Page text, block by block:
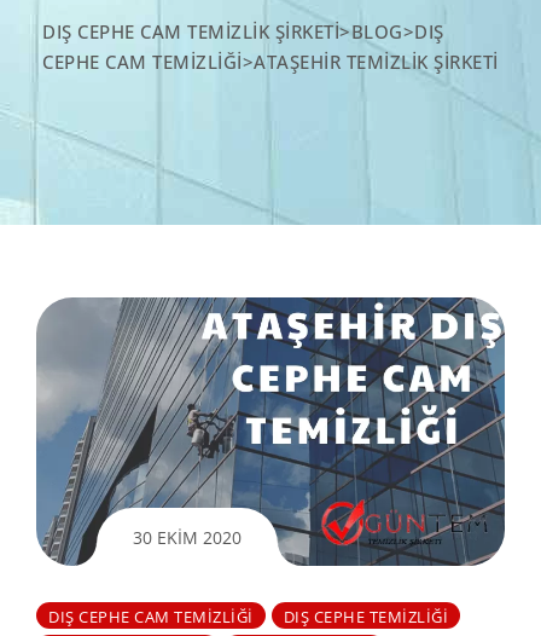
DIŞ CEPHE CAM TEMIZLIK ŞIRKETI>BLOG>DIŞ
CEPHE CAM TEMIZLIĞI>ATAŞEHIR TEMIZLIK ŞIRKETI
30 EKIM 2020
DIŞ CEPHE CAM TEMIZLIĞI
DIŞ CEPHE TEMIZLIĞI